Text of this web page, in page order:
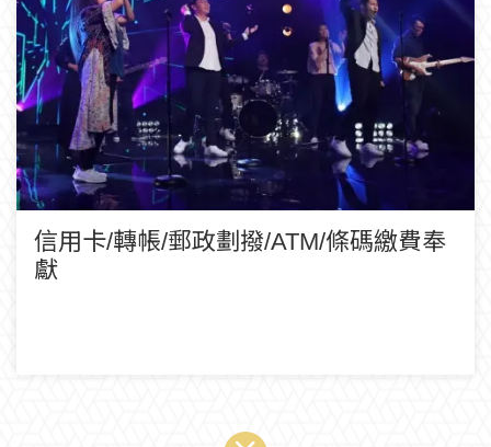
信用卡/轉帳/郵政劃撥/ATM/條碼繳費奉
獻